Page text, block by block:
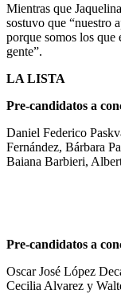
Mientras que
sostuvo que “nuestro
porque somos los que
gente”.
LA LISTA
Pre-candidatos a
Daniel Federico
Fernández, Bárbara
Baiana Barbieri,
Pre-candidatos a
Oscar José López
Cecilia Alvarez y